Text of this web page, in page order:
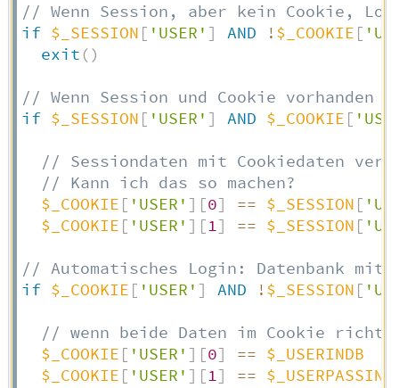
// Wenn Session, aber kein Cookie,
if $_SESSION [ 'USER' ] AND ! $_COOKIE [
exit ()
// Wenn Session und Cookie
if $_SESSION [ 'USER' ] AND $_COOKIE [
// Sessiondaten mit Cookiedaten
// Kann ich das so machen?
$_COOKIE [ 'USER' ] [0] == $_SESSION [
$_COOKIE [ 'USER' ] [1] == $_SESSION [
// Automatisches Login: Datenbank mit
if $_COOKIE [ 'USER' ] AND ! $_SESSION [
// wenn beide Daten im Cookie
$_COOKIE [ 'USER' ] [0] == $_USERINDB
$_COOKIE [ 'USER' ] [1] ==